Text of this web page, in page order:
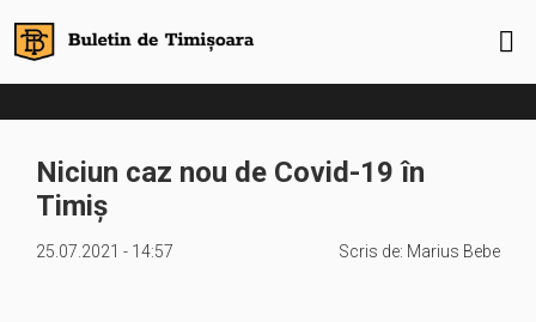
Niciun caz nou de Covid-19 în
Timiș
25.07.2021 - 14:57 Scris de: Marius Bebe